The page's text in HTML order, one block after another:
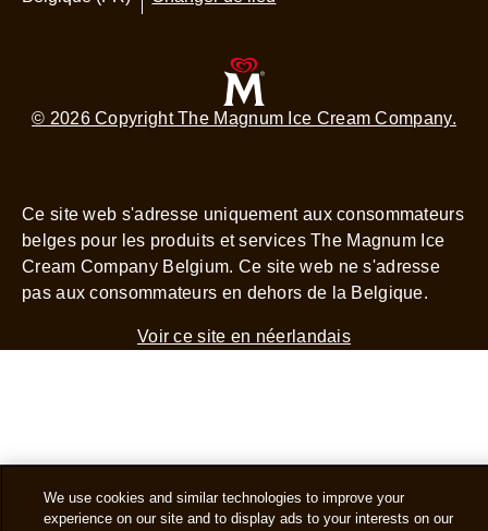
© 2026 Copyright The Magnum Ice Cream Company.
Ce site web s'adresse uniquement aux consommateurs
belges pour les produits et services The Magnum Ice
Cream Company Belgium. Ce site web ne s'adresse
pas aux consommateurs en dehors de la Belgique.
Voir ce site en néerlandais
We use cookies and similar technologies to improve your
experience on our site and to display ads to your interests on our